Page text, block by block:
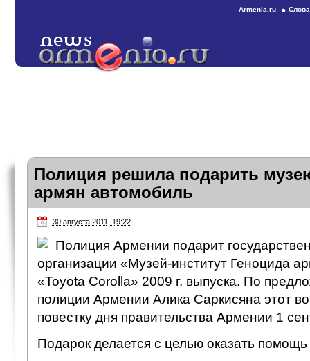
Armenia.ru
Полиция решила подарить
армян автомобиль
30 августа 2011, 19:22
Полиция Армении подарит
организации «Музей-институт Геноцида
«Toyota Corolla» 2009 г. выпуска. По
полиции Армении Алика Саркисяна этот
повестку дня правительства Армении 1
Подарок делается с целью оказать